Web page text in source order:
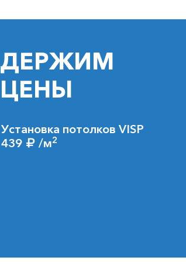
ДЕРЖИМ
ЦЕНЫ
Установка потолков VISP
439
/м2